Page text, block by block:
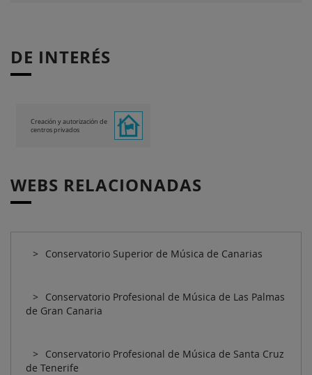
DE INTERÉS
Creación y autorización de
centros privados
WEBS RELACIONADAS
Conservatorio Superior de Música de Canarias
Conservatorio Profesional de Música de Las Palmas
de Gran Canaria
Conservatorio Profesional de Música de Santa Cruz
de Tenerife